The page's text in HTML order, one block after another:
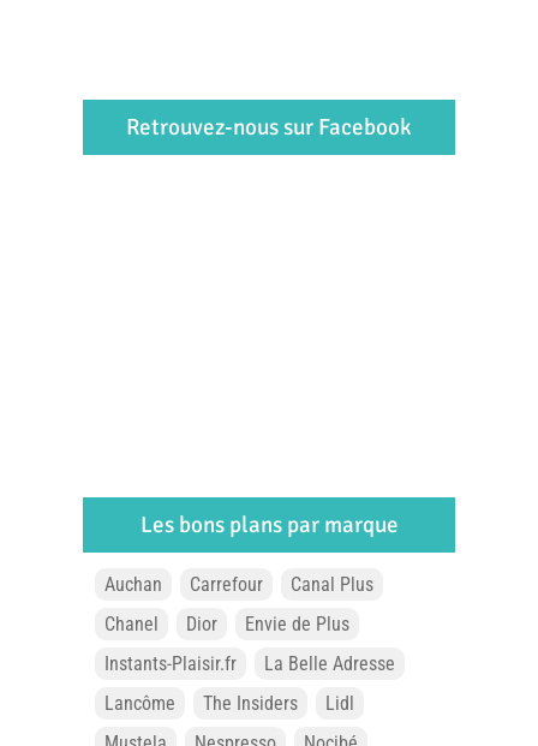
Retrouvez-nous sur Facebook
Les bons plans par marque
Auchan Carrefour
Canal Plus
Chanel
Dior
Envie de Plus
Instants-Plaisir.fr
La Belle Adresse
Lancôme
The Insiders
Lidl